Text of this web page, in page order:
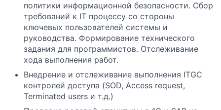
политики информационной безопасности. Сбор
требований к IT процессу со стороны
ключевых пользователей системы и
руководства. Формирование технического
задания для программистов. Отслеживание
хода выполнения работ.
Внедрение и отслеживание выполнения ITGC
контролей доступа (SOD, Access request,
Terminated users и т.д.)